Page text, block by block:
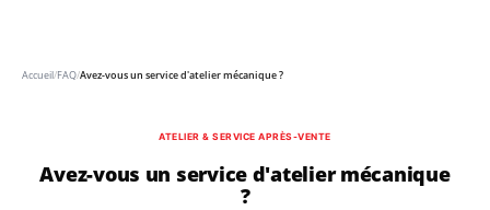
Accueil/FAQ/Avez-vous un service d'atelier mécanique ?
ATELIER & SERVICE APRÈS-VENTE
Avez-vous un service d'atelier mécanique
?